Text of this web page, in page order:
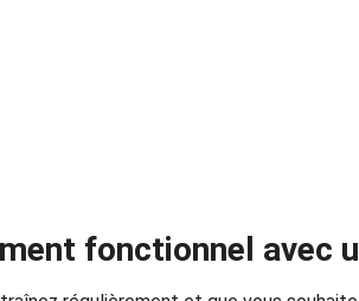
fonctionnel avec